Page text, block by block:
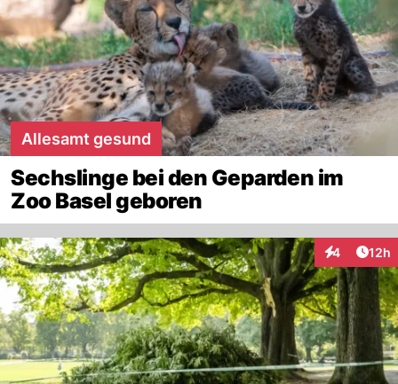
Allesamt gesund
Sechslinge bei den Geparden im
Zoo Basel geboren
4
Interaktionen
12h